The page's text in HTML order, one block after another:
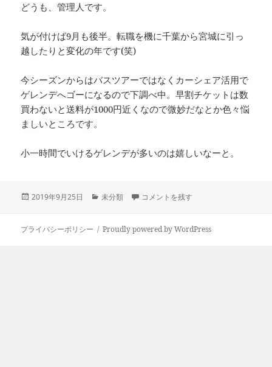
どうも、管理人です。
気が付けば9月も後半。転職を機に千葉から宮城に引っ
越したりと変化の年です(笑)
今シーズンからはバスツアーではなくカーシェア活用で
ゲレンデへゴーになるので下調べ中。早割チケットは数
買わないと送料が1000円近くなので微妙だなとか色々悩
ましいところです。
小一時間でいけるゲレンデが多いのは嬉しいなーと。
投
2019年9月25日
カ
リ
未分類 気が付けばシーズン手前・・。 に
コメントを残す
プライバシーポリシー Proudly powered by WordPress